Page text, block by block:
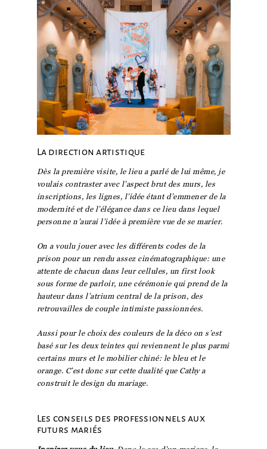
La direction artistique
Dès la première visite, le lieu a parlé de lui même, je
voulais contraster avec l’aspect brut des murs, les
inscriptions, les lignes, l’idée étant d’emmener de la
modernité et de l’élégance dans ce lieu dans lequel
personne n’aurai l’idée à première vue de se marier.
On a voulu jouer avec les différents codes de la
prison pour un rendu assez cinématographique: une
attente de chacun dans leur cellules, un first look
sous forme de parloir, une cérémonie qui prend de la
hauteur dans l’atrium central de la prison, des
retrouvailles de couple intimiste passionnées.
Aussi pour le choix des couleurs de la déco on s’est
basé sur les deux teintes qui reviennent le plus parmi
certains murs et le mobilier chiné: le bleu et le
orange. C’est donc sur cette dualité que Cathy a
construit le design du mariage.
Les conseils des professionnels aux
futurs mariés